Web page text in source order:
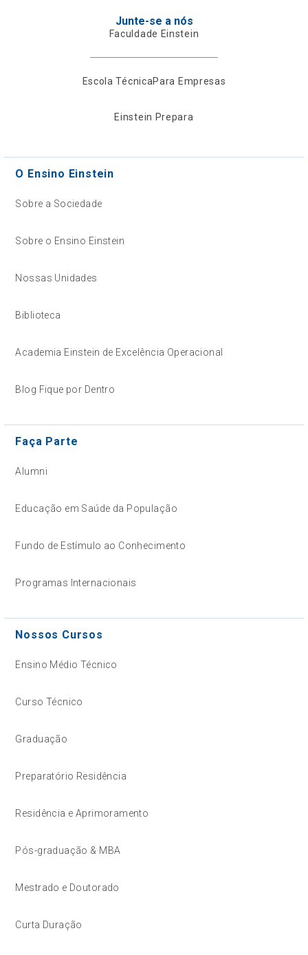
Junte-se a nós
Faculdade Einstein
Escola TécnicaPara Empresas
Einstein Prepara
O Ensino Einstein
Sobre a Sociedade
Sobre o Ensino Einstein
Nossas Unidades
Biblioteca
Academia Einstein de Excelência Operacional
Blog Fique por Dentro
Faça Parte
Alumni
Educação em Saúde da População
Fundo de Estímulo ao Conhecimento
Programas Internacionais
Nossos Cursos
Ensino Médio Técnico
Curso Técnico
Graduação
Preparatório Residência
Residência e Aprimoramento
Pós-graduação & MBA
Mestrado e Doutorado
Curta Duração